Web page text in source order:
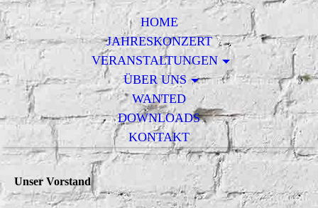
HOME
JAHRESKONZERT
VERANSTALTUNGEN
ÜBER UNS
WANTED
DOWNLOADS
KONTAKT
Unser Vorstand